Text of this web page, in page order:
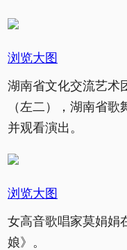
浏览大图
湖南省文化交流艺术
（左二），湖南省
并观看演出。
浏览大图
女高音歌唱家莫娟娟
娘》。